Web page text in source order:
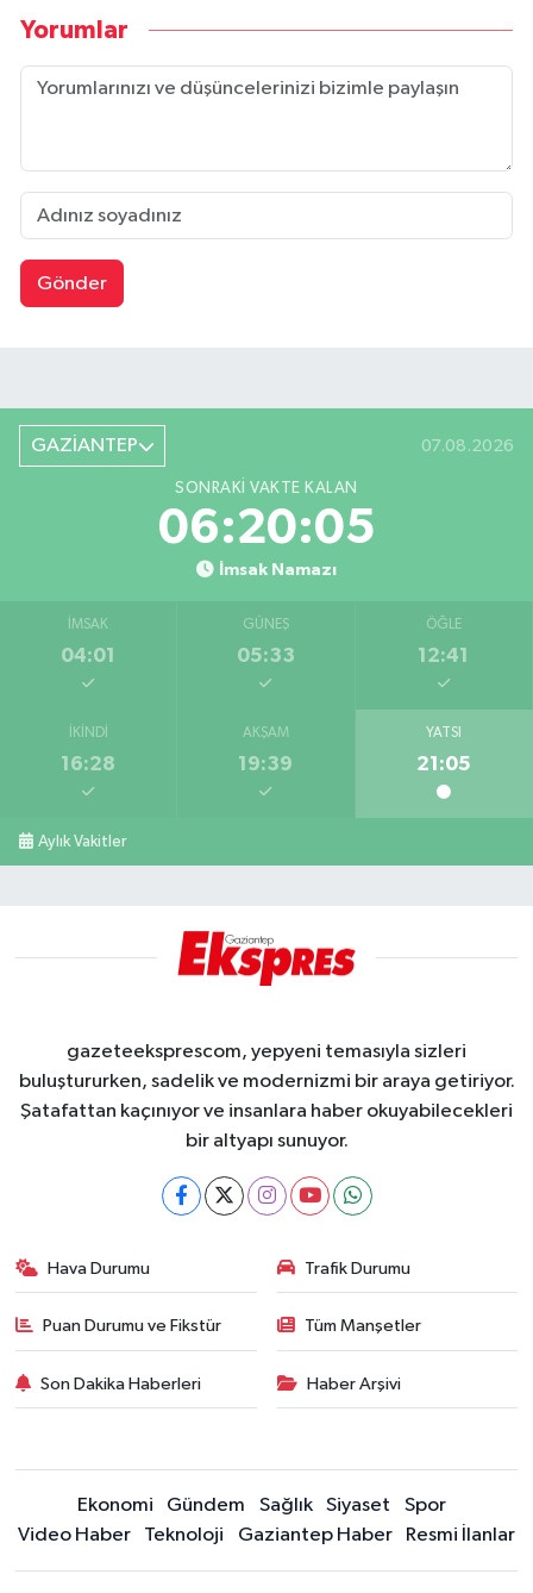
Yorumlar
Gönder
GAZİANTEP 07.08.2026
SONRAKI VAKTE KALAN
06:20:04
İmsak Namazı
İMSAK
04:01
GÜNEŞ
05:33
ÖĞLE
12:41
İKINDI
16:28
AKŞAM
19:39
YATSI
21:05
Aylık Vakitler
gazeteeksprescom, yepyeni temasıyla sizleri
buluştururken, sadelik ve modernizmi bir araya getiriyor.
Şatafattan kaçınıyor ve insanlara haber okuyabilecekleri
bir altyapı sunuyor.
Hava Durumu Trafik Durumu
Puan Durumu ve Fikstür Tüm Manşetler
Son Dakika Haberleri Haber Arşivi
Ekonomi Gündem Sağlık Siyaset
Spor
Video Haber
Teknoloji Gaziantep Haber Resmi İlanlar